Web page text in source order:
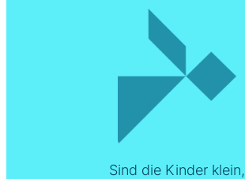
Sind die Kinder klein,